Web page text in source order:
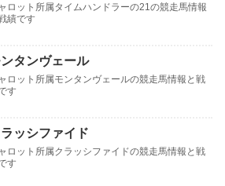
ロット所属タイムハンドラーの21の競走馬情報
績です
タンヴェール
ロット所属モンタンヴェールの競走馬情報と戦
す
ッシファイド
ロット所属クラッシファイドの競走馬情報と戦
す